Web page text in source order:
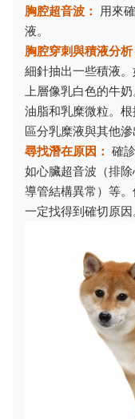
胸腔超音波： 用來
液。
胸腔穿刺與積液分析
細針抽出一些積液
上層像乳白色的牛
油脂和乳糜微粒。
區分乳糜液與其他滲
尋找潛在原因： 確
如心臟超音波（排
導管結構異常）等
一定找得到確切原因